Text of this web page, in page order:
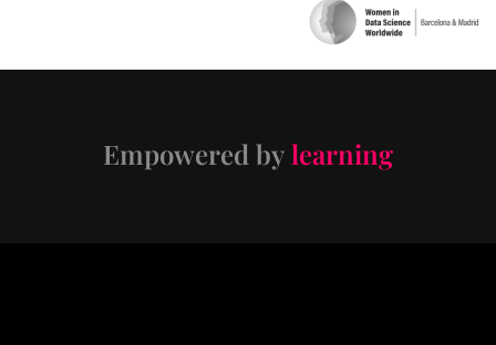
Empowered bylearning